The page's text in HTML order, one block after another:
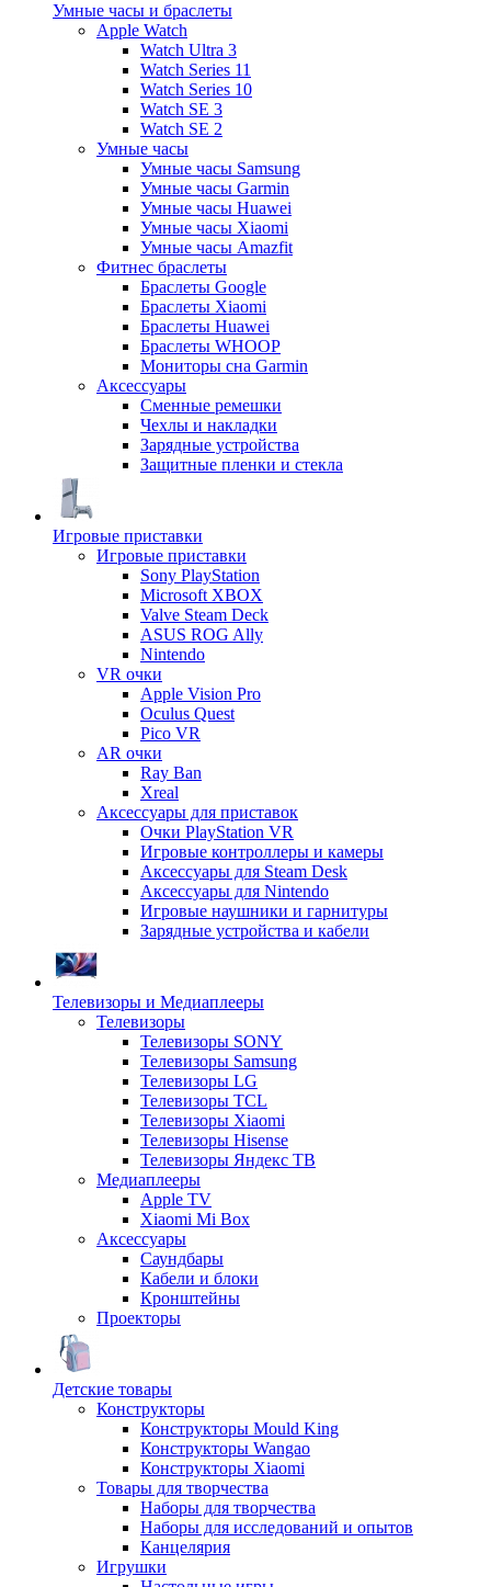
Умные часы и браслеты
Apple Watch
Watch Ultra 3
Watch Series 11
Watch Series 10
Watch SE 3
Watch SE 2
Умные часы
Умные часы Samsung
Умные часы Garmin
Умные часы Huawei
Умные часы Xiaomi
Умные часы Amazfit
Фитнес браслеты
Браслеты Google
Браслеты Xiaomi
Браслеты Huawei
Браслеты WHOOP
Мониторы сна Garmin
Аксессуары
Сменные ремешки
Чехлы и накладки
Зарядные устройства
Защитные пленки и стекла
Игровые приставки
Игровые приставки
Sony PlayStation
Microsoft XBOX
Valve Steam Deck
ASUS ROG Ally
Nintendo
VR очки
Apple Vision Pro
Oculus Quest
Pico VR
AR очки
Ray Ban
Xreal
Аксессуары для приставок
Очки PlayStation VR
Игровые контроллеры и камеры
Аксессуары для Steam Desk
Аксессуары для Nintendo
Игровые наушники и гарнитуры
Зарядные устройства и кабели
Телевизоры и Медиаплееры
Телевизоры
Телевизоры SONY
Телевизоры Samsung
Телевизоры LG
Телевизоры TCL
Телевизоры Xiaomi
Телевизоры Hisense
Телевизоры Яндекс ТВ
Медиаплееры
Apple TV
Xiaomi Mi Box
Аксессуары
Саундбары
Кабели и блоки
Кронштейны
Проекторы
Детские товары
Конструкторы
Конструкторы Mould King
Конструкторы Wangao
Конструкторы Xiaomi
Товары для творчества
Наборы для творчества
Наборы для исследований и опытов
Канцелярия
Игрушки